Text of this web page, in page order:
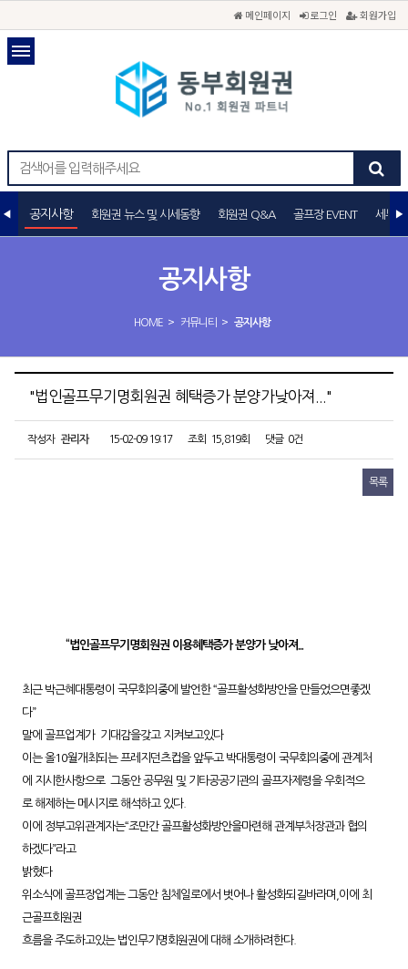
메인페이지 로그인 회원가입
공지사항
HOME > 커뮤니티 > 공지사항
공지사항 회원권 뉴스 및 시세동향 회원권 Q&A 골프장 EVENT 세무상
"법인골프무기명회원권 혜택증가 분양가낮아져..."
작성자 관리자 15-02-09 19:17 조회 15,819회 댓글 0건
목록
“법인골프무기명회원권 이용혜택증가 분양가 낮아져...
최근 박근혜대통령이 국무회의중에 발언한 “골프활성화방안을 만들었으면좋겠
다”
말에 골프업계가 기대감을갖고 지켜보고있다
이는 올10월개최되는 프레지던츠컵을 앞두고 박대통령이 국무회의중에 관계처
에 지시한사항으로 그동안 공무원 및 기타공공기관의 골프자제령을 우회적으
로 해제하는 메시지로 해석하고 있다.
이에 정부고위관계자는“조만간 골프활성화방안을마련해 관계부처장관과 협의
하겠다”라고
밝혔다
위소식에 골프장업계는 그동안 침체일로에서 벗어나 활성화되길바라며,이에 최
근골프회원권
흐름을 주도하고있는 법인무기명회원권에 대해 소개하려한다.